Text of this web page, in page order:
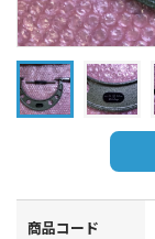
商品コード